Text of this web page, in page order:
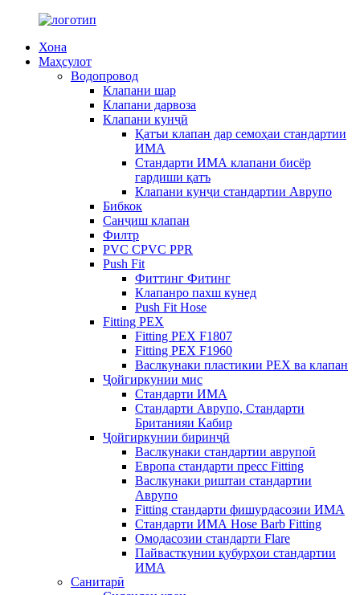
Хона
Маҳсулот
Водопровод
Клапани шар
Клапани дарвоза
Клапани кунҷӣ
Қатъи клапан дар семоҳаи стандартии
ИМА
Стандарти ИМА клапани бисёр
гардиши қатъ
Клапани кунҷи стандартии Аврупо
Бибкок
Санҷиш клапан
Филтр
PVC CPVC PPR
Push Fit
Фиттинг Фитинг
Клапанро пахш кунед
Push Fit Hose
Fitting PEX
Fitting PEX F1807
Fitting PEX F1960
Васлкунаки пластикии PEX ва клапан
Ҷойгиркунии мис
Стандарти ИМА
Стандарти Аврупо, Стандарти
Британияи Кабир
Ҷойгиркунии биринҷӣ
Васлкунаки стандартии аврупоӣ
Европа стандарти пресс Fitting
Васлкунаки риштаи стандартии
Аврупо
Fitting стандарти фишурдасозии ИМА
Стандарти ИМА Hose Barb Fitting
Омодасозии стандарти Flare
Пайвасткунии қубурҳои стандартии
ИМА
Санитарӣ